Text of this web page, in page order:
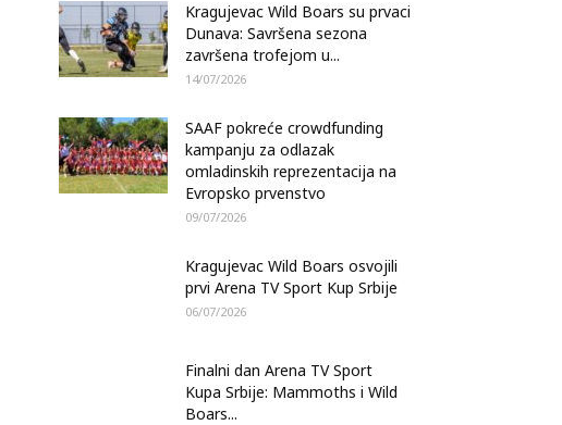
Kragujevac Wild Boars su prvaci
Dunava: Savršena sezona
završena trofejom u...
14/07/2026
SAAF pokreće crowdfunding
kampanju za odlazak
omladinskih reprezentacija na
Evropsko prvenstvo
09/07/2026
Kragujevac Wild Boars osvojili
prvi Arena TV Sport Kup Srbije
06/07/2026
Finalni dan Arena TV Sport
Kupa Srbije: Mammoths i Wild
Boars...